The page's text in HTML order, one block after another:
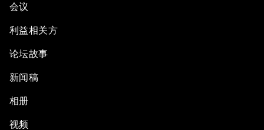
会议
利益相关方
论坛故事
新闻稿
相册
视频